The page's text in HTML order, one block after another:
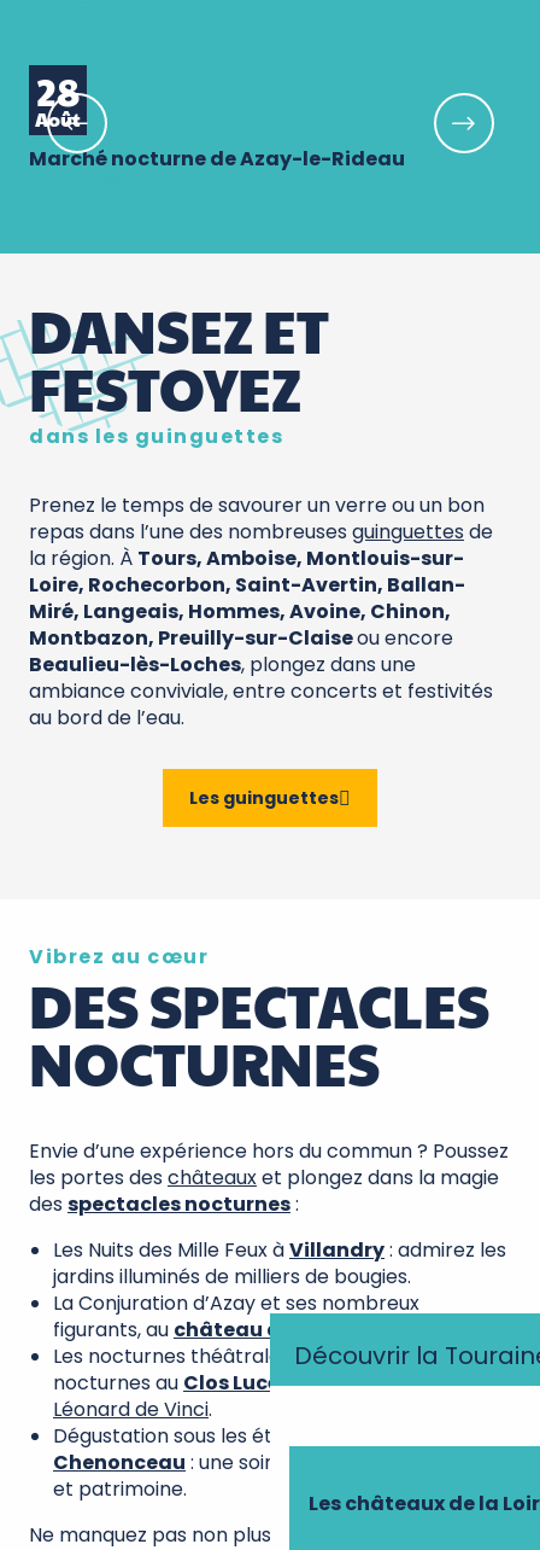
Découvrir la
Les châteaux de la
28
Août
Marché nocturne de Azay-le-Rideau
DANSEZ ET
FESTOYEZ
dans les guinguettes
Prenez le temps de savourer un verre ou un bon
repas dans l’une des nombreuses guinguettes de
la région. À Tours, Amboise, Montlouis-sur-
Loire, Rochecorbon, Saint-Avertin, Ballan-
Miré, Langeais, Hommes, Avoine, Chinon,
Montbazon, Preuilly-sur-Claiseou encore
Beaulieu-lès-Loches, plongez dans une
ambiance conviviale, entre concerts et festivités
au bord de l’eau.
Les guinguettes
Vibrez au cœur
DES SPECTACLES
NOCTURNES
Envie d’une expérience hors du commun ? Poussez
les portes deschâteauxet plongez dans la magie
desspectacles nocturnes:
Les Nuits des Mille Feux àVillandry: admirez les
jardins illuminés de milliers de bougies.
La Conjuration d’Azay et ses nombreux
figurants, au château d’Azay-le-Rideau
Les nocturnes théâtrales et les flâneries
nocturnes au Clos Lucé, dernière demeure de
Léonard de Vinci.
Dégustation sous les étoiles au
Chenonceau : une soirée magique mêlant vin
et patrimoine.
Ne manquez pas non plus le nouveau spectacle